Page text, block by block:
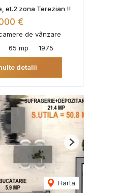
et.2 zona Terezian !!
€
de vânzare
65 mp 1975
detalii
Harta
Next